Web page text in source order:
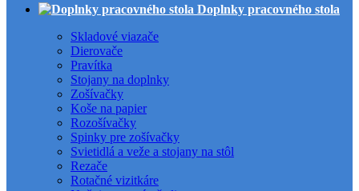
Doplnky pracovného stola
Skladové viazače
Dierovače
Pravítka
Stojany na doplnky
Zošívačky
Koše na papier
Rozošívačky
Spinky pre zošívačky
Svietidlá a veže a stojany na stôl
Rezače
Rotačné vizitkáre